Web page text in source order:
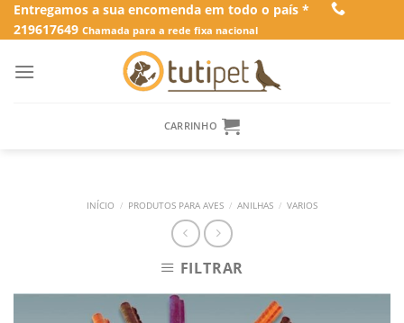
SkipEntregamos a sua encomenda em todo o país *
219617649 Chamada para a rede fixa nacional
CARRINHO
INÍCIO / PRODUTOS PARA AVES / ANILHAS / VARIOS
FILTRAR